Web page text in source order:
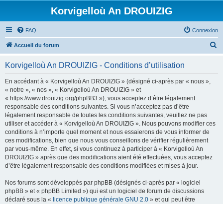
Korvigelloù An DROUIZIG
FAQ Connexion
Accueil du forum
Korvigelloù An DROUIZIG - Conditions d’utilisation
En accédant à « Korvigelloù An DROUIZIG » (désigné ci-après par « nous »,
« notre », « nos », « Korvigelloù An DROUIZIG » et
« https://www.drouizig.org/phpBB3 »), vous acceptez d’être légalement
responsable des conditions suivantes. Si vous n’acceptez pas d’être
légalement responsable de toutes les conditions suivantes, veuillez ne pas
utiliser et accéder à « Korvigelloù An DROUIZIG ». Nous pouvons modifier ces
conditions à n’importe quel moment et nous essaierons de vous informer de
ces modifications, bien que nous vous conseillons de vérifier régulièrement
par vous-même. En effet, si vous continuez à participer à « Korvigelloù An
DROUIZIG » après que des modifications aient été effectuées, vous acceptez
d’être légalement responsable des conditions modifiées et mises à jour.
Nos forums sont développés par phpBB (désignés ci-après par « logiciel
phpBB » et « phpBB Limited ») qui est un logiciel de forum de discussions
déclaré sous la « licence publique générale GNU 2.0 » et qui peut être